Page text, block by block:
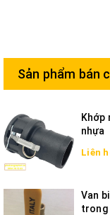
Sản phẩm bán
Khớp
nhựa
Liên
Van
trong